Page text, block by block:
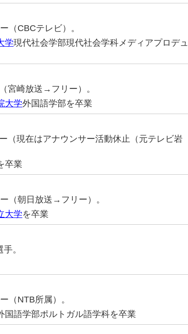
（CBCテレビ）。
学現代社会学部現代社会学科メディアプロデュ
宮崎放送→フリー）。
大学外国語学部を卒業
（現在はアナウンサー活動休止（元テレビ岩
卒業
（朝日放送→フリー）。
大学を卒業
。
（NTB所属）。
国語学部ポルトガル語学科を卒業